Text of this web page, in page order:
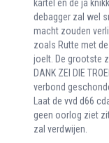
kartel en de ja
debagger zal wel
macht zouden
zoals Rutte met
joelt. De grootste
DANK ZEI DIE
verbond
Laat de vvd d66
geen oorlog ziet
zal verdwijen.